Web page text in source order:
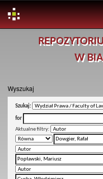
W
Wyszukaj
Szukaj:
for
Aktualne filtry: